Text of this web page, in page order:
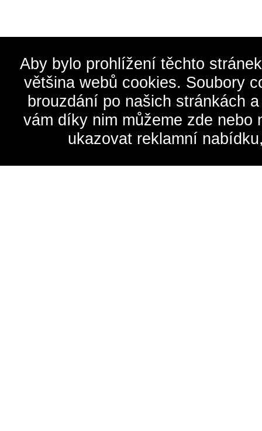
Aby bylo prohlížení těchto
většina webů cookies. Soubory
brouzdání po našich stránkách
vám díky nim můžeme zde
ukazovat reklamní